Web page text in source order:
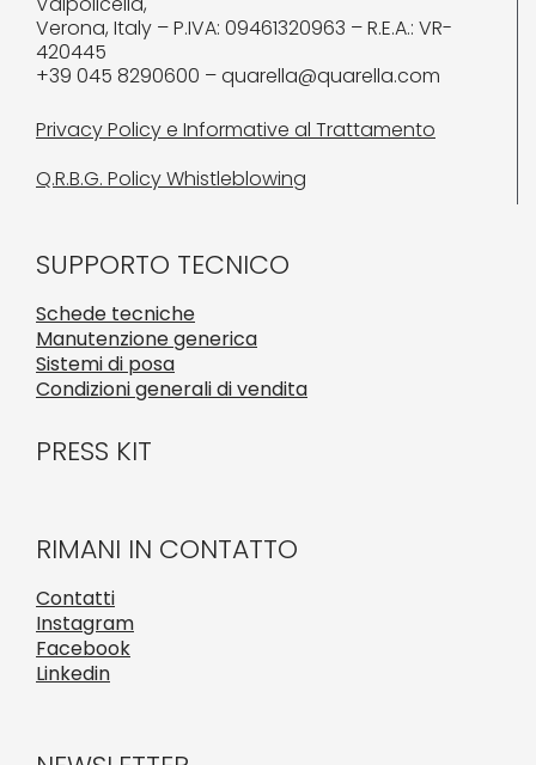
Verona, Italy – P.IVA: 09461320963 – R.E.A.: VR-
420445
+39 045 8290600 – quarella@quarella.com
Privacy Policy e Informative al Trattamento
Q.R.B.G. Policy Whistleblowing
SUPPORTO TECNICO
Schede tecniche
Manutenzione generica
Sistemi di posa
Condizioni generali di vendita
PRESS KIT
RIMANI IN CONTATTO
Contatti
Instagram
Facebook
Linkedin